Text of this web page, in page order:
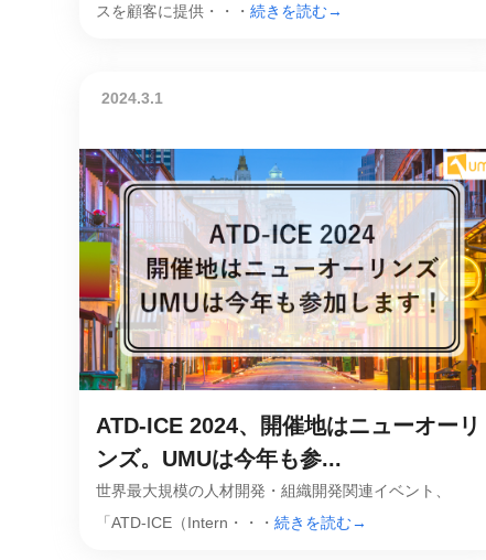
のコアスキル。 ドラフト作成を自動
AI人材育成：タイムマネジメント
断。 時間の管理からエネルギーの
管理へ
AI人材育成：プロジェクトマネ
AIでステークホルダー分析を行い、
戦略を立案。組織を巻き込み、成果
を出す推進力を養う
AI人材育成：HRエンパワーメ
AIでオペレーション業務から解放。
人と向き合い、組織を変える戦略人
の質を飛躍
作成の手間
uAsk
社内の情報
らの質問に
スタント
UMU AIジ
スピーチや
グ
UMU AI
あらゆる業
た、100以
スを顧客に提供・・・ 続きを読む→
2024.3.1
ATD-ICE 2024、開催地はニューオーリ
ンズ。UMUは今年も参...
世界最大規模の人材開発・組織開発関連イベント、
「ATD-ICE（Intern・・・ 続きを読む→